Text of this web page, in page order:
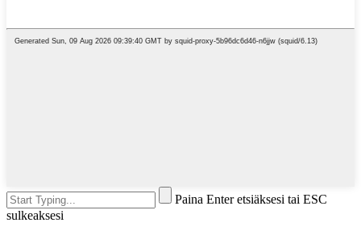
Paina Enter etsiäksesi tai ESC
sulkeaksesi